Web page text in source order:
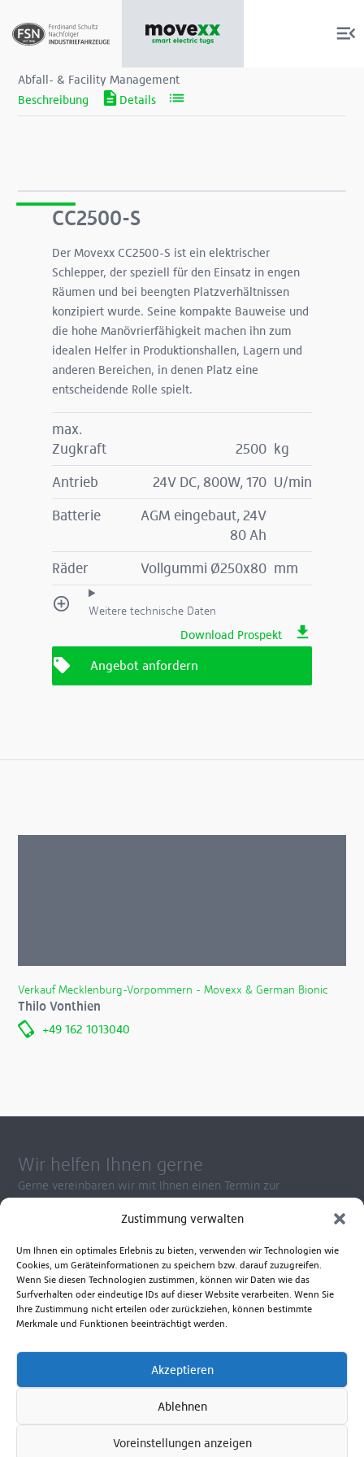
Zustimmung verwalten
Um Ihnen ein optimales Erlebnis zu bieten, verwenden wir Technologien wie
Cookies, um Geräteinformationen zu speichern bzw. darauf zuzugreifen.
Wenn Sie diesen Technologien zustimmen, können wir Daten wie das
Surfverhalten oder eindeutige IDs auf dieser Website verarbeiten. Wenn Sie
Ihre Zustimmung nicht erteilen oder zurückziehen, können bestimmte
Merkmale und Funktionen beeinträchtigt werden.
Akzeptieren
Ablehnen
Voreinstellungen anzeigen
Services
Über uns
Abfall- & Facility Management
CC2500-S
Der Movexx CC2500-S ist ein elektrischer
Schlepper, der speziell für den Einsatz in engen
Räumen und bei beengten Platzverhältnissen
konzipiert wurde. Seine kompakte Bauweise und
die hohe Manövrierfähigkeit machen ihn zum
idealen Helfer in Produktionshallen, Lagern und
anderen Bereichen, in denen Platz eine
entscheidende Rolle spielt.
max.
Zugkraft
2500 kg
Antrieb 24V DC, 800W, 170 U/min
Batterie
AGM eingebaut, 24V
80 Ah
Räder Vollgummi Ø250x80 mm
Weitere technische Daten
Verkauf Mecklenburg-Vorpommern - Movexx & German Bionic
Thilo Vonthien
+49 162 1013040
Wir helfen Ihnen gerne
Gerne vereinbaren wir mit Ihnen einen Termin zur
Ihren Ansprüchen am besten gerecht wird.
Kontaktieren Sie uns zu Fragen rund um die Anwendung
unserer Produkte, Reparatur- und Ersatzteilservice.
Beratungshotline Mo. bis Fr. 8.00 - 17.00 Uhr
+49 381 6586-830
Senden Sie uns eine E-Mail
Zum Kontaktformular